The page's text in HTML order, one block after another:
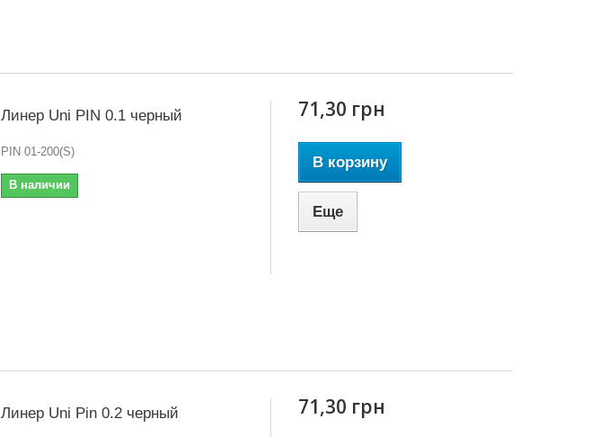
Линер Uni PIN 0.1 черный
PIN 01-200(S)
В наличии
71,30 грн
В корзину
Еще
Линер Uni Pin 0.2 черный 71,30 грн